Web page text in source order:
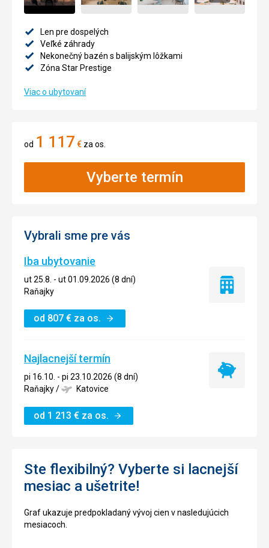
Len pre dospelých
Veľké záhrady
Nekonečný bazén s balijským lôžkami
Zóna Star Prestige
Viac o ubytovaní
od 1 117 € za os.
Vyberte termín
Vybrali sme pre vás
Iba ubytovanie
ut 25.8. - ut 01.09.2026 (8 dní)
Raňajky
od 807 € za os.
Iba
Najlacnejší termín
pi 16.10. - pi 23.10.2026 (8 dní)
Raňajky/ Katovice
od 1 213 € za os.
Najlacnejší
Ste flexibilný? Vyberte si lacnejší
mesiac a ušetrite!
Graf ukazuje predpokladaný vývoj cien v nasledujúcich
mesiacoch.